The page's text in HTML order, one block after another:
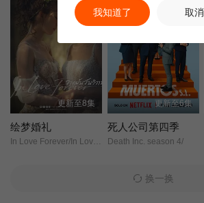
更新至8集
绘梦婚礼
更新至6集
死人公司第四季
Death Inc. season 4/
换一换
我知道了 取消